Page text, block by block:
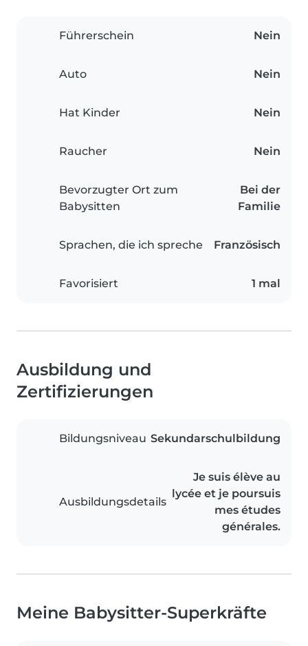
Führerschein Nein
Auto Nein
Hat Kinder Nein
Raucher Nein
Bevorzugter Ort zum
Babysitten
Bei der
Familie
Sprachen, die ich spreche Französisch
Favorisiert 1 mal
Ausbildung und
Zertifizierungen
Bildungsniveau Sekundarschulbildung
Ausbildungsdetails
Je suis élève au
lycée et je poursuis
mes études
générales.
Meine Babysitter-Superkräfte